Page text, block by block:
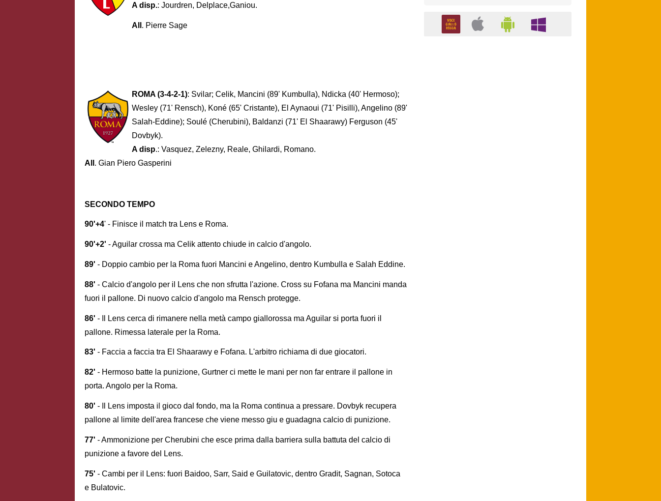
A disp.: Jourdren, Delplace,Ganiou.
All . Pierre Sage
ROMA (3-4-2-1): Svilar; Celik, Mancini (89' Kumbulla), Ndicka (40' Hermoso);
Wesley (71' Rensch), Koné (65' Cristante), El Aynaoui (71' Pisilli), Angelino (89'
Salah-Eddine); Soulé (Cherubini), Baldanzi (71' El Shaarawy) Ferguson (45'
Dovbyk).
A disp.: Vasquez, Zelezny, Reale, Ghilardi, Romano.
All . Gian Piero Gasperini
SECONDO TEMPO
90'+4' - Finisce il match tra Lens e Roma.
90'+2' - Aguilar crossa ma Celik attento chiude in calcio d'angolo.
89' - Doppio cambio per la Roma fuori Mancini e Angelino, dentro Kumbulla e Salah Eddine.
88' - Calcio d'angolo per il Lens che non sfrutta l'azione. Cross su Fofana ma Mancini manda
fuori il pallone. Di nuovo calcio d'angolo ma Rensch protegge.
86' - Il Lens cerca di rimanere nella metà campo giallorossa ma Aguilar si porta fuori il
pallone. Rimessa laterale per la Roma.
83' - Faccia a faccia tra El Shaarawy e Fofana. L'arbitro richiama di due giocatori.
82' - Hermoso batte la punizione, Gurtner ci mette le mani per non far entrare il pallone in
porta. Angolo per la Roma.
80' - Il Lens imposta il gioco dal fondo, ma la Roma continua a pressare. Dovbyk recupera
pallone al limite dell'area francese che viene messo giu e guadagna calcio di punizione.
77' - Ammonizione per Cherubini che esce prima dalla barriera sulla battuta del calcio di
punizione a favore del Lens.
75' - Cambi per il Lens: fuori Baidoo, Sarr, Said e Guilatovic, dentro Gradit, Sagnan, Sotoca
e Bulatovic.